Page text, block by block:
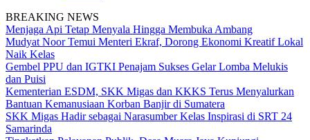
BREAKING NEWS
Menjaga Api Tetap Menyala Hingga Membuka Ambang
Mudyat Noor Temui Menteri Ekraf, Dorong Ekonomi Kreatif Lokal
Naik Kelas
Gembel PPU dan IGTKI Penajam Sukses Gelar Lomba Melukis
dan Puisi
Kementerian ESDM, SKK Migas dan KKKS Terus Menyalurkan
Bantuan Kemanusiaan Korban Banjir di Sumatera
SKK Migas Hadir sebagai Narasumber Kelas Inspirasi di SRT 24
Samarinda